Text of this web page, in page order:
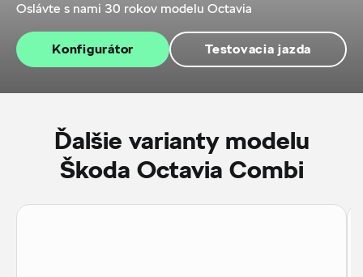
Oslávte s nami 30 rokov modelu Octavia
Konfigurátor Testovacia jazda
Ďalšie varianty modelu
Škoda Octavia Combi